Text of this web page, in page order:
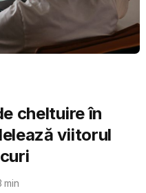
cheltuire în
viitorul
min